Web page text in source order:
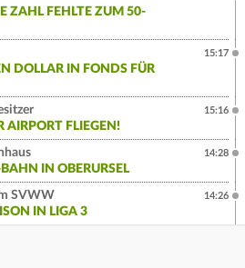
ZAHL FEHLTE ZUM 50-
DOLLAR IN FONDS FÜR
15:17
AIRPORT FLIEGEN!
15:16
IN OBERURSEL
14:28
SVWW
IN LIGA 3
14:26